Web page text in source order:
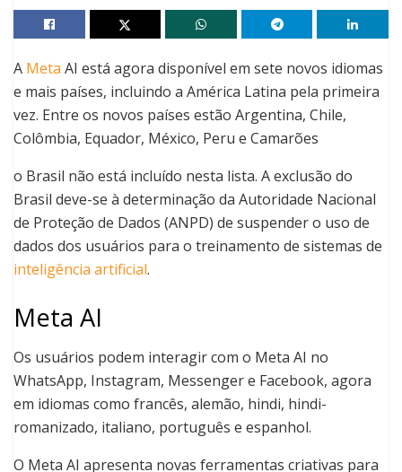
A Meta AI está agora disponível em sete novos idiomas
e mais países, incluindo a América Latina pela primeira
vez. Entre os novos países estão Argentina, Chile,
Colômbia, Equador, México, Peru e Camarões
o Brasil não está incluído nesta lista. A exclusão do
Brasil deve-se à determinação da Autoridade Nacional
de Proteção de Dados (ANPD) de suspender o uso de
dados dos usuários para o treinamento de sistemas de
inteligência artificial.
Meta AI
Os usuários podem interagir com o Meta AI no
WhatsApp, Instagram, Messenger e Facebook, agora
em idiomas como francês, alemão, hindi, hindi-
romanizado, italiano, português e espanhol.
O Meta AI apresenta novas ferramentas criativas para